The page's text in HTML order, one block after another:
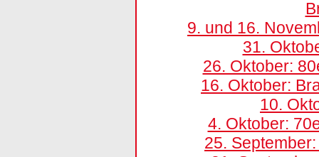
9. und 16.
31.
26. Oktober:
16. Oktober:
10.
4. Oktober:
25.